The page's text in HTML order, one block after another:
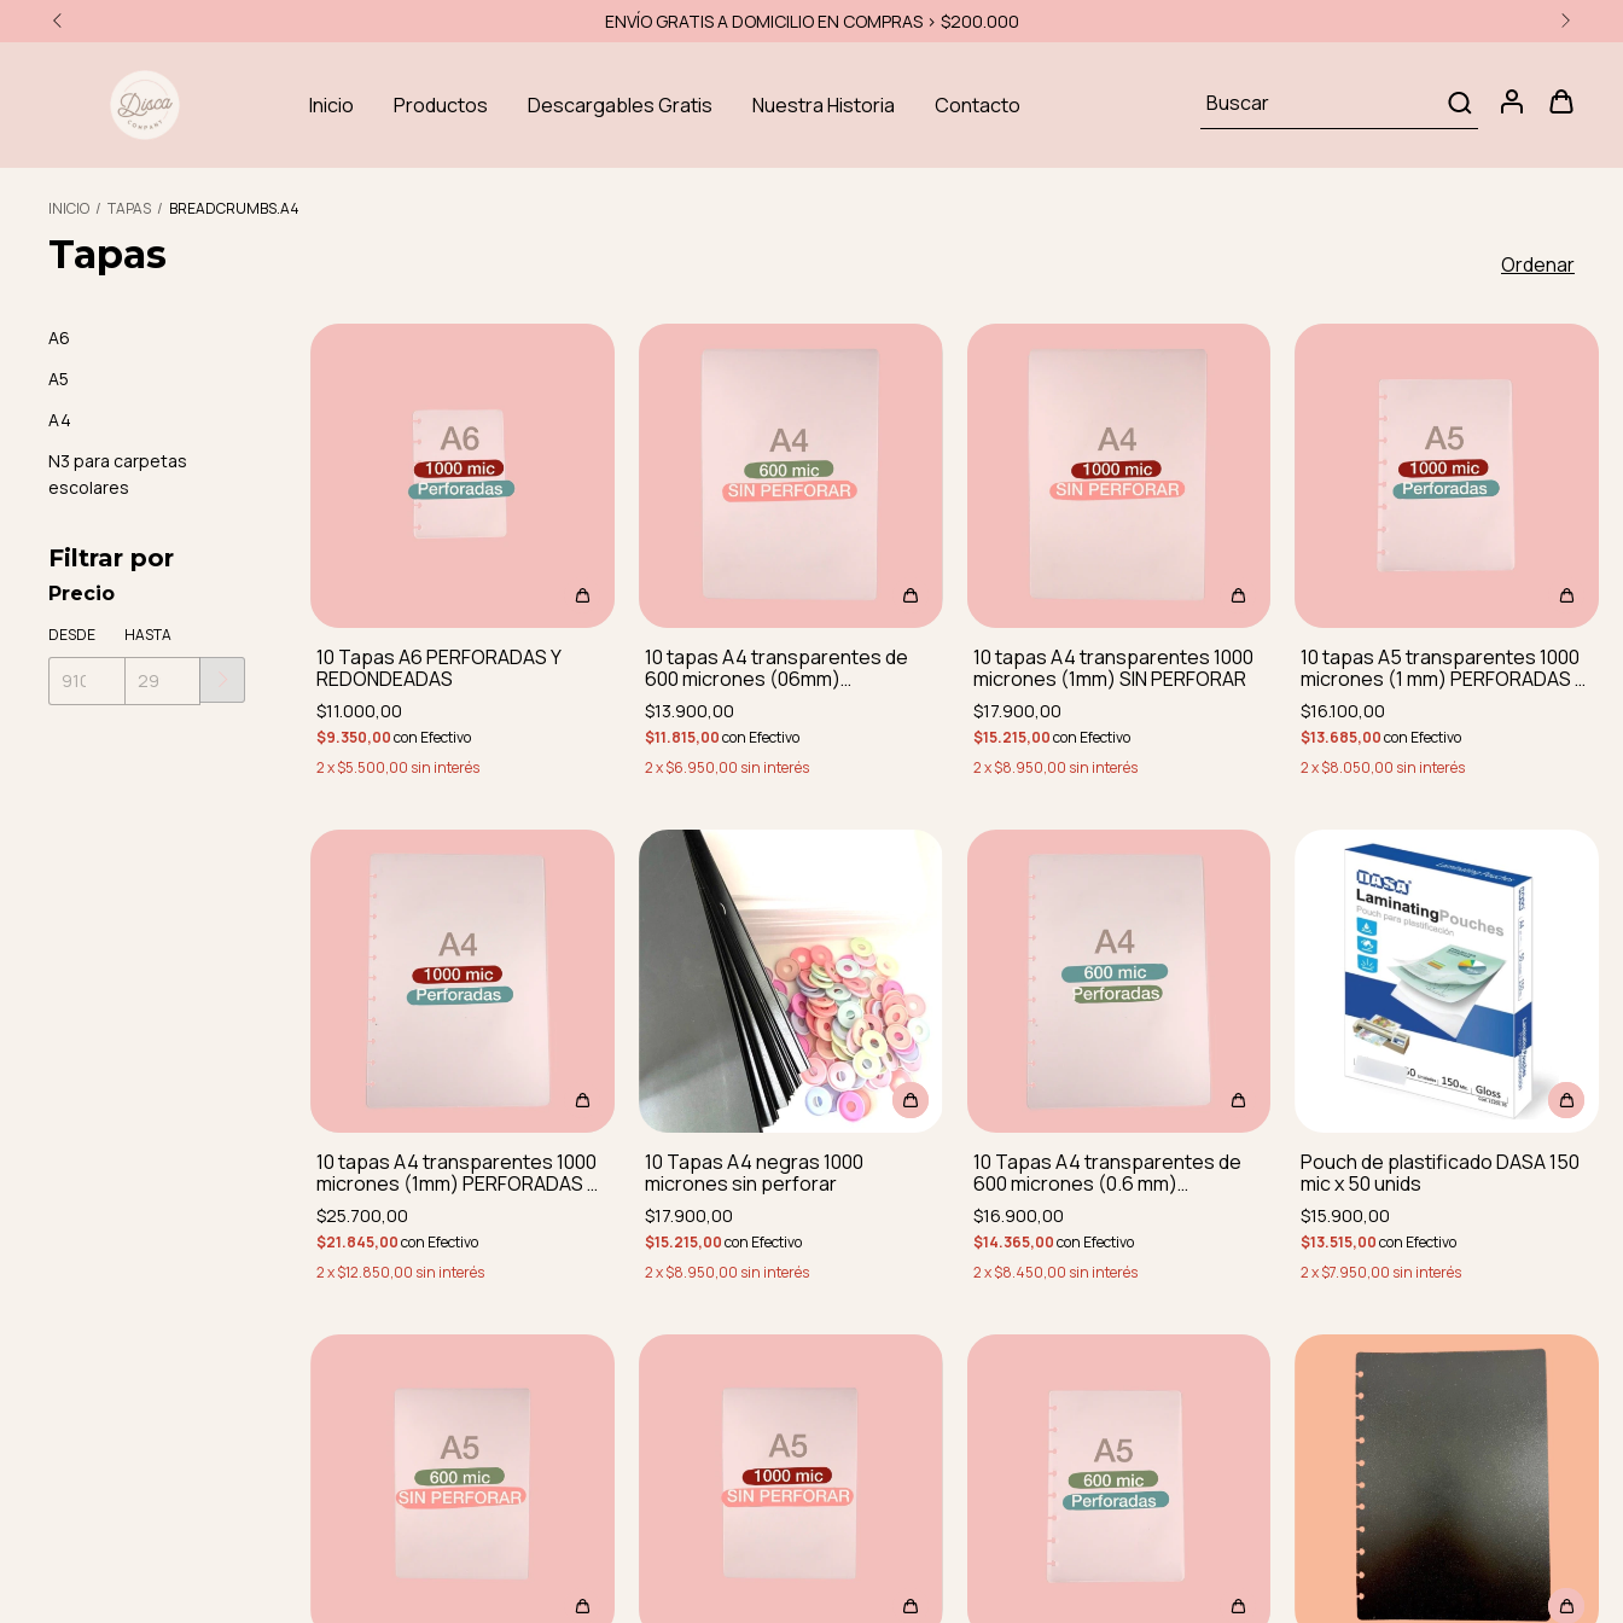
15% OFF EFECTIVO - 10% OFF TRANSFERENCIA
Inicio Productos Descargables Gratis Nuestra Historia Contacto
INICIO / TAPAS / BREADCRUMBS.A4
Tapas Ordenar
A6
A5
A4
N3 para carpetas
escolares
Filtrar por
Precio
DESDE HASTA
10 Tapas A6 PERFORADAS Y
REDONDEADAS
$11.000,00
$9.350,00con Efectivo
2x$5.500,00 sin interés
10 tapas A4 transparentes de
600 micrones (06mm)
REDONDEADAS SIN PERFORAR
$13.900,00
$11.815,00con Efectivo
2x$6.950,00 sin interés
10 tapas A4 transparentes 1000
micrones (1mm) SIN PERFORAR
$17.900,00
$15.215,00con Efectivo
2x$8.950,00 sin interés
10 tapas A5 transparentes 1000
micrones (1 mm) PERFORADAS Y
REDONDEADAS
$16.100,00
$13.685,00con Efectivo
2x$8.050,00 sin interés
10 tapas A4 transparentes 1000
micrones (1mm) PERFORADAS Y
REDONDEADAS
$25.700,00
$21.845,00con Efectivo
2x$12.850,00 sin interés
10 Tapas A4 negras 1000
micrones sin perforar
$17.900,00
$15.215,00con Efectivo
2x$8.950,00 sin interés
10 Tapas A4 transparentes de
600 micrones (0.6 mm)
PERFORADAS Y REDONDEADAS
$16.900,00
$14.365,00con Efectivo
2x$8.450,00 sin interés
Pouch de plastificado DASA 150
mic x 50 unids
$15.900,00
$13.515,00con Efectivo
2x$7.950,00 sin interés